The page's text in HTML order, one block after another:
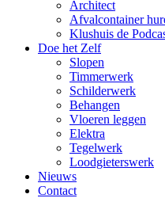
Architect
Afvalcontainer
Klushuis de
Doe het Zelf
Slopen
Timmerwerk
Schilderwerk
Behangen
Vloeren leggen
Elektra
Tegelwerk
Loodgieterswerk
Nieuws
Contact